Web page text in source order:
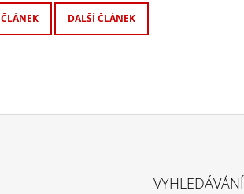
DALŠÍ ČLÁNEK
VYHLEDÁVÁNÍ